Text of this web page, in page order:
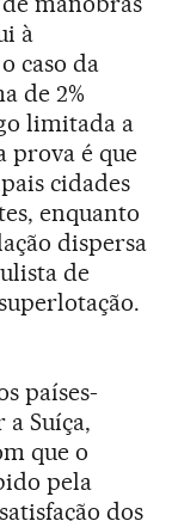
à
caso da
de 2%
limitada a
prova é que
cidades
enquanto
dispersa
de
países-
Suíça,
que o
pela
dos